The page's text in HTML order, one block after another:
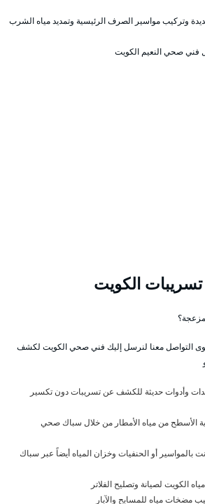
وتركيب مواسير الصرف الرئيسية وتمديد مياه الشرب
فني صحي النعيم الكويت
الكويت
التواصل معنا لنرسل إليك فني صحي الكويت لكشف
وأدوات حديثة للكشف عن تسريبات دون تكسير
الأسطح من مياه الأمطار من خلال سباك صحي
بالمواسير أو الحنفيات وخزان المياه أيضاً عبر سباك
الكويت لصيانة وتصليح الفلاتر
مضخات مياه للمسابح والآبار